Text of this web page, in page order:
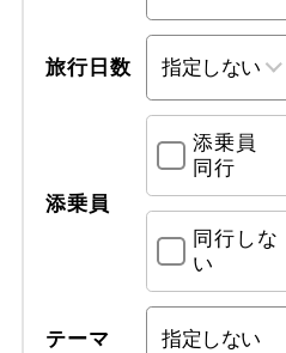
旅行日数
添乗員
添乗員
同行
同行しな
い
テーマ